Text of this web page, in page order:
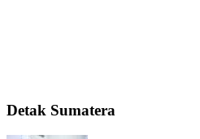
Detak Sumatera